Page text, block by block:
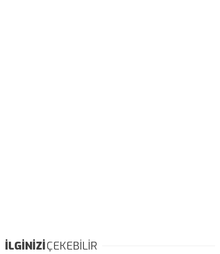
İLGİNİZİÇEKEBİLİR